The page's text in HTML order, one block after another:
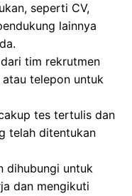
seperti CV,
lainnya
tim rekrutmen
atau telepon untuk
tes tertulis dan
telah ditentukan
dihubungi untuk
dan mengikuti